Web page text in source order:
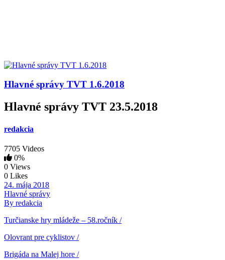
Hlavné správy TVT 1.6.2018
Hlavné správy TVT 23.5.2018
redakcia
7705 Videos
0%
0 Views
0 Likes
24. mája 2018
Hlavné správy
By redakcia
Turčianske hry mládeže – 58.ročník /
Olovrant pre cyklistov /
Brigáda na Malej hore /